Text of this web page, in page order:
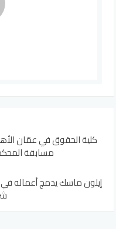
كلية الحقوق في عمّان
مسابقة المحكمة
إيلون ماسك يدمج أعماله